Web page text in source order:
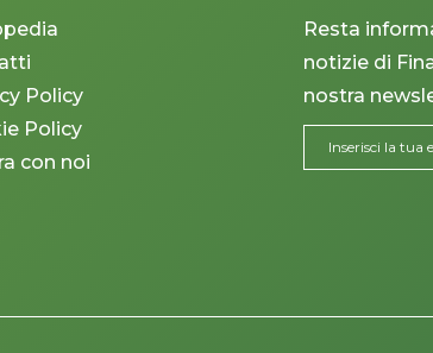
Policy
Policy
con noi
Resta
notizie di
nostra